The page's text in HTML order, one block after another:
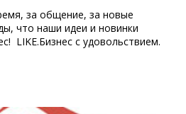
за общение, за новые
что наши идеи и новинки
LIKE.Бизнес с удовольствием.